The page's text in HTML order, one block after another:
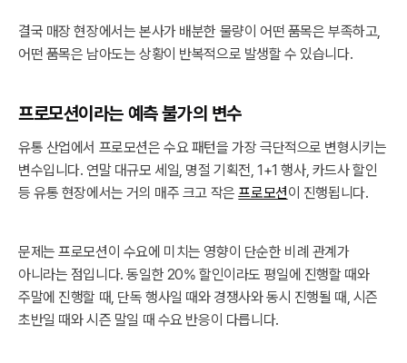
결국 매장 현장에서는 본사가 배분한 물량이 어떤 품목은 부족하고,
어떤 품목은 남아도는 상황이 반복적으로 발생할 수 있습니다.
프로모션이라는 예측 불가의 변수
유통 산업에서 프로모션은 수요 패턴을 가장 극단적으로 변형시키는
변수입니다. 연말 대규모 세일, 명절 기획전, 1+1 행사, 카드사 할인
등 유통 현장에서는 거의 매주 크고 작은프로모션이 진행됩니다.
문제는 프로모션이 수요에 미치는 영향이 단순한 비례 관계가
아니라는 점입니다. 동일한 20% 할인이라도 평일에 진행할 때와
주말에 진행할 때, 단독 행사일 때와 경쟁사와 동시 진행될 때, 시즌
초반일 때와 시즌 말일 때 수요 반응이 다릅니다.